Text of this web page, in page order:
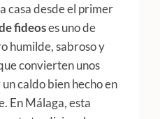
casa desde el primer
fideoses uno de
humilde, sabroso y
convierten unos
caldo bien hecho en
En Málaga, esta